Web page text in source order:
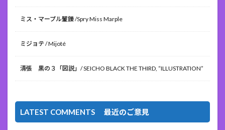
ミス・マープル矍鑠 /Spry Miss Marple
ミジョテ / Mijoté
清張 黒の３「図説」/ SEICHO BLACK THE THIRD, “ILLUSTRATION”
LATEST COMMENTS 最近のご意見